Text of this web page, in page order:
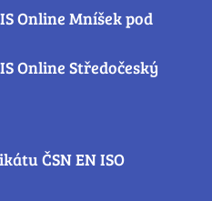
Online Mníšek pod
Online Středočeský
ČSN EN ISO